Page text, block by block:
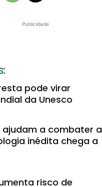
Publicidade
pode virar
da Unesco
ajudam a combater a
inédita chega a
risco de